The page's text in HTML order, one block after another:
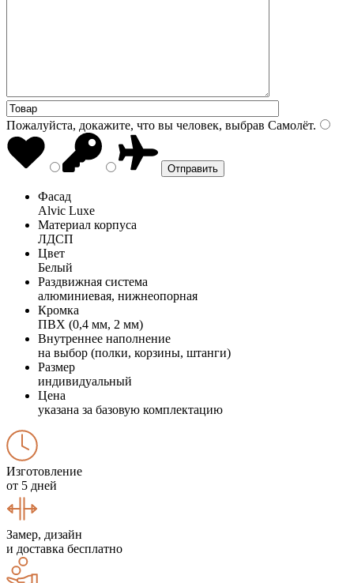
Пожалуйста, докажите, что вы человек, выбрав Самолёт.
Фасад
Alvic Luxe
Материал корпуса
ЛДСП
Цвет
Белый
Раздвижная система
алюминиевая, нижнеопорная
Кромка
ПВХ (0,4 мм, 2 мм)
Внутреннее наполнение
на выбор (полки, корзины, штанги)
Размер
индивидуальный
Цена
указана за базовую комплектацию
Изготовление
от 5 дней
Замер, дизайн
и доставка бесплатно